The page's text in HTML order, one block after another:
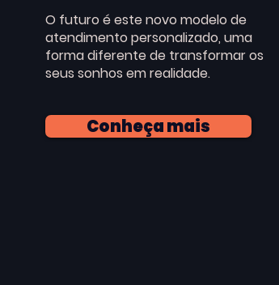
O futuro é este novo modelo de
atendimento personalizado, uma
forma diferente de transformar os
seus sonhos em realidade.
Conheça mais